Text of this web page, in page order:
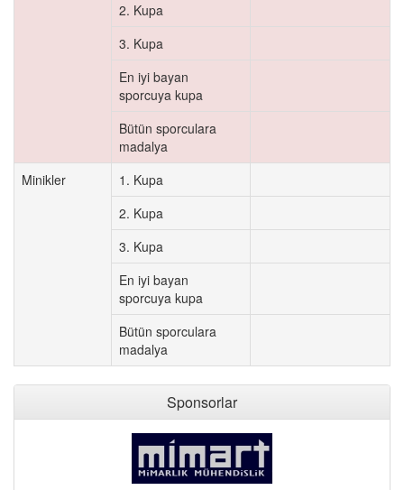
2. Kupa
3. Kupa
En iyi bayan
sporcuya kupa
Bütün sporculara
madalya
Minikler
1. Kupa
2. Kupa
3. Kupa
En iyi bayan
sporcuya kupa
Bütün sporculara
madalya
Sponsorlar